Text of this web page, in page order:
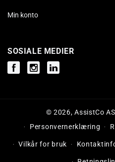
Min konto
SOSIALE MEDIER
FacebookInstagramInstagram
© 2026,AssistCo AS
Personvernerklæring
Vilkår for bruk